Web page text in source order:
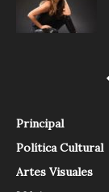
Principal
Política Cultural
Artes Visuales